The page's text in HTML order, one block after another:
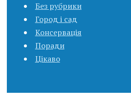
Без рубрики
Город і сад
Консервація
Поради
Цікаво